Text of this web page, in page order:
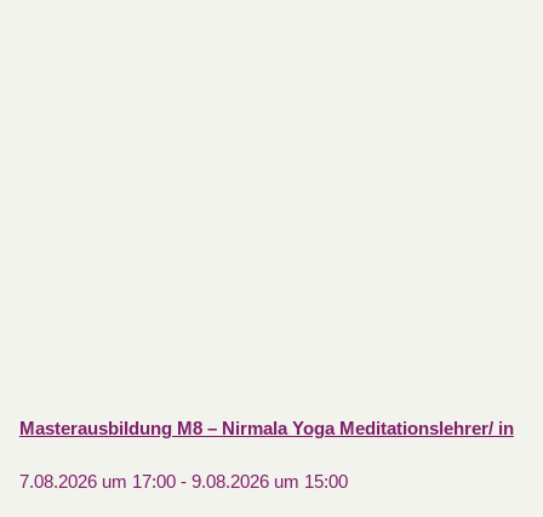
Masterausbildung M8 – Nirmala Yoga Meditationslehrer/ in
7.08.2026 um 17:00- 9.08.2026 um 15:00